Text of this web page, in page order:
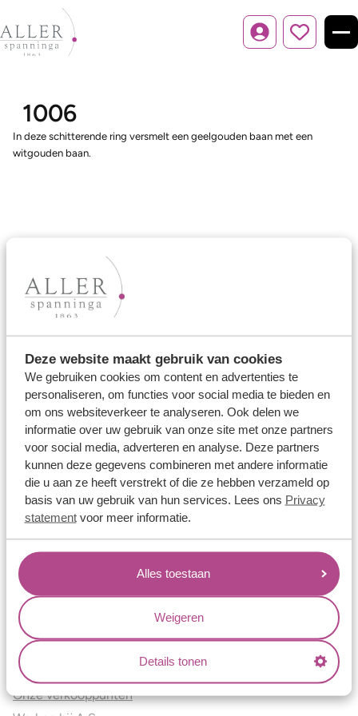
Deze website maakt gebruik van cookies
We gebruiken cookies om content en advertenties te
personaliseren, om functies voor social media te bieden en
om ons websiteverkeer te analyseren. Ook delen we
informatie over uw gebruik van onze site met onze partners
voor social media, adverteren en analyse. Deze partners
kunnen deze gegevens combineren met andere informatie
die u aan ze heeft verstrekt of die ze hebben verzameld op
basis van uw gebruik van hun services. Lees ons Privacy
statementvoor meer informatie.
Alles toestaan
Weigeren
Details tonen
Inloggen
1006
In deze schitterende ring versmelt een geelgouden baan met een
witgouden baan.
Ons aanbod
Trouwringen
Memoireringen
Verlovingsringen
Vriendschapsringen
Over ons
Aller Spanninga
Historie
Certificaten
Blogs
Jouw voordelen
Conflictvrije Materialen
Oneindig veel mogelijkheden
Kwaliteit
Juweliers & Contact
Onze verkooppunten